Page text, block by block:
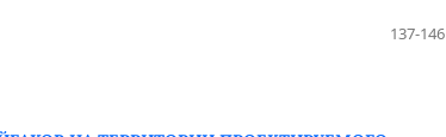
137-146